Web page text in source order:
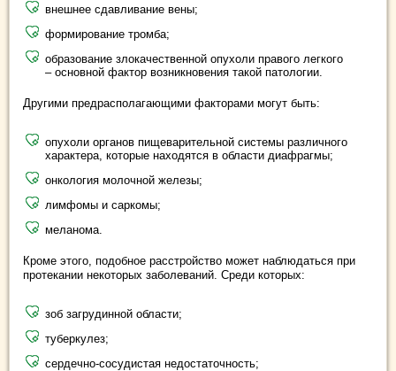
внешнее сдавливание вены;
формирование тромба;
образование злокачественной опухоли правого легкого
– основной фактор возникновения такой патологии.
Другими предрасполагающими факторами могут быть:
опухоли органов пищеварительной системы различного
характера, которые находятся в области диафрагмы;
онкология молочной железы;
лимфомы и саркомы;
меланома.
Кроме этого, подобное расстройство может наблюдаться при
протекании некоторых заболеваний. Среди которых:
зоб загрудинной области;
туберкулез;
сердечно-сосудистая недостаточность;